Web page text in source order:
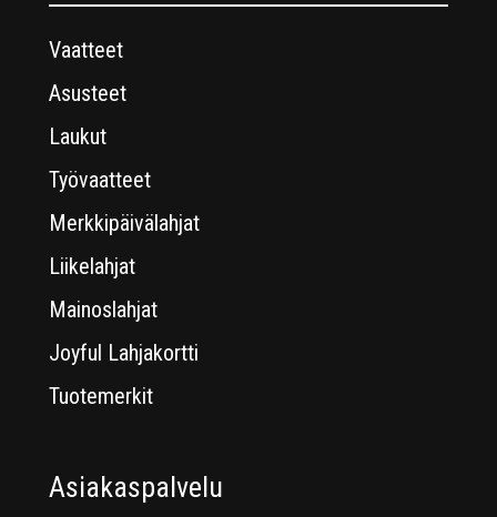
Vaatteet
Asusteet
Laukut
Työvaatteet
Merkkipäivälahjat
Liikelahjat
Mainoslahjat
Joyful Lahjakortti
Tuotemerkit
Asiakaspalvelu